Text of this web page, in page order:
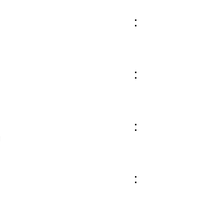
:
:
:
: